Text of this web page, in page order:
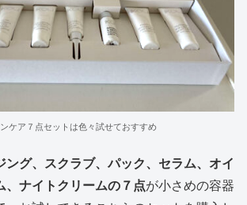
ケア７点セットは色々試せておすすめ
ング、スクラブ、パック、セラム、オイ
、ナイトクリームの７点が小さめの容器